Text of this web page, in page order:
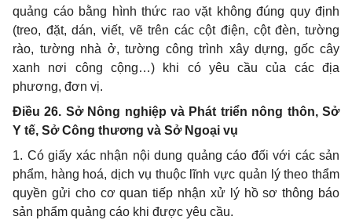
quảng cáo bằng hình thức rao vặt không đúng quy định
(treo, đặt, dán, viết, vẽ trên các cột điện, cột đèn, tường
rào, tường nhà ở, tường công trình xây dựng, gốc cây
xanh nơi công cộng…) khi có yêu cầu của các địa
phương, đơn vị.
Điều 26. Sở Nông nghiệp và Phát triển nông thôn, Sở
Y tế, Sở Công thương và Sở Ngoại vụ
1. Có giấy xác nhận nội dung quảng cáo đối với các sản
phẩm, hàng hoá, dịch vụ thuộc lĩnh vực quản lý theo thẩm
quyền gửi cho cơ quan tiếp nhận xử lý hồ sơ thông báo
sản phẩm quảng cáo khi được yêu cầu.